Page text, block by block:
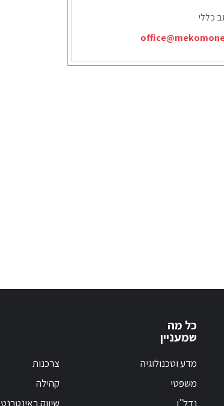
כללי
כל מה
שמעניין
מדע וטכנולוגיה
משפטי
נדל"ן
צרכנות
קהילה
שיווק באינטרנט